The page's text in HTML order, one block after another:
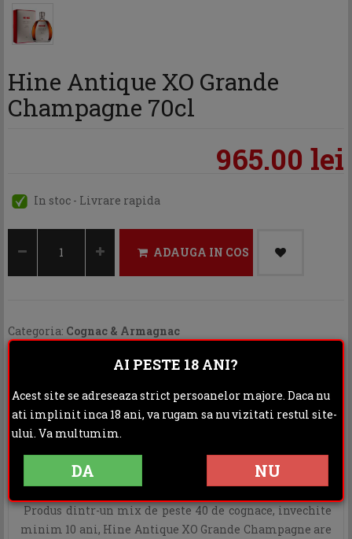
Hine Antique XO Grande
Champagne 70cl
965.00 lei
In stoc - Livrare rapida
ADAUGA IN COS
Categoria: Cognac & Armagnac
Rating:
DESCRIERE
OPINII (0)
Produs dintr-un mix de peste 40 de cognace, invechite
minim 10 ani, Hine Antique XO Grande Champagne are
AI PESTE 18 ANI?
Acest site se adreseaza strict persoanelor majore. Daca nu
ati implinit inca 18 ani, va rugam sa nu vizitati restul site-
ului. Va multumim.
DA NU